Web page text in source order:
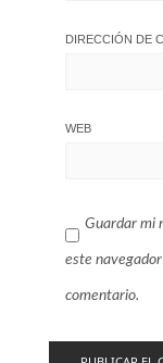
DIRECCIÓN DE
WEB
Guardar mi
este
comentario.